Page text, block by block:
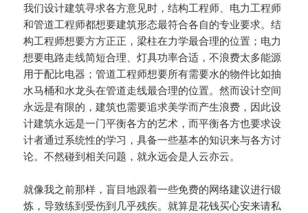
我们设计建筑寻求各方意见时，结构工程师、电力工程师
和管道工程师都想要建筑形态最符合各自的专业要求。结
构工程师想要方方正正，梁柱在力学最合理的位置；电力
想要电路走线简短合理、灯具功率合适，不浪费太多能源
用于配比电器；管道工程师想要所有需要水的物件比如抽
水马桶和水龙头在管道走线最合理的位置。然而设计空间
永远是有限的，建筑也需要追求美学而产生浪费，因此设
计建筑永远是一门平衡各方的艺术，而平衡各方也要求设
计者通过系统性的学习，具备一些基本的知识来与各方讨
论。不然碰到相关问题，就永远会是人云亦云。
就像我之前那样，盲目地跟着一些免费的网络建议进行锻
炼，导致练到受伤到几乎残疾。就算是花钱买心安来请私